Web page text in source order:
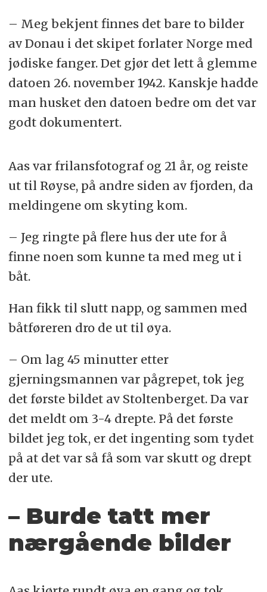
– Meg bekjent finnes det bare to bilder
av Donau i det skipet forlater Norge med
jødiske fanger. Det gjør det lett å glemme
datoen 26. november 1942. Kanskje hadde
man husket den datoen bedre om det var
godt dokumentert.
Aas var frilansfotograf og 21 år, og reiste
ut til Røyse, på andre siden av fjorden, da
meldingene om skyting kom.
– Jeg ringte på flere hus der ute for å
finne noen som kunne ta med meg ut i
båt.
Han fikk til slutt napp, og sammen med
båtføreren dro de ut til øya.
– Om lag 45 minutter etter
gjerningsmannen var pågrepet, tok jeg
det første bildet av Stoltenberget. Da var
det meldt om 3-4 drepte. På det første
bildet jeg tok, er det ingenting som tydet
på at det var så få som var skutt og drept
der ute.
– Burde tatt mer
nærgående bilder